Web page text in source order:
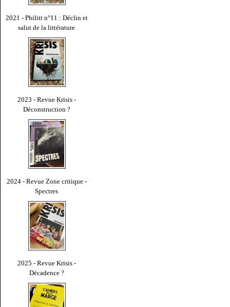
2021 - Philitt n°11 : Déclin et
salut de la littérature
2023 - Revue Krisis -
Déconstruction ?
2024 - Revue Zone critique -
Spectres
2025 - Revue Krisis -
Décadence ?